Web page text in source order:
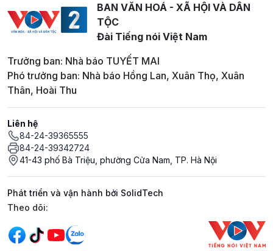
BAN VĂN HOÁ - XÃ HỘI VÀ DÂN
TỘC
Đài Tiếng nói Việt Nam
Trưởng ban: Nhà báo TUYẾT MAI
Phó trưởng ban: Nhà báo Hồng Lan, Xuân Thọ, Xuân
Thân, Hoài Thu
Liên hệ
84-24-39365555
84-24-39342724
41-43 phố Bà Triệu, phường Cửa Nam, TP. Hà Nội
Phát triển và vận hành bởi SolidTech
Mạng xã hội
Theo dõi: